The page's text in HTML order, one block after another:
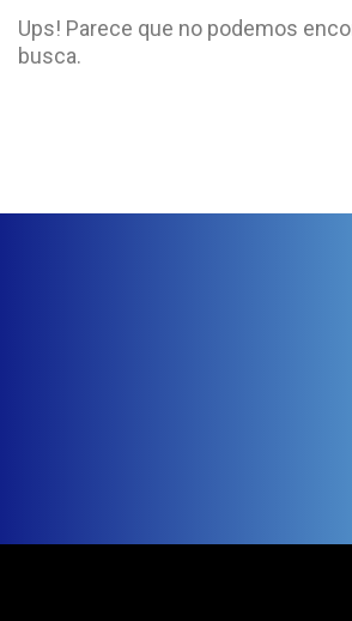
Ups! Parece que no podemos
busca.